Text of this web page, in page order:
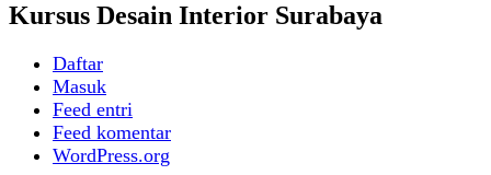
Kursus Desain Interior Surabaya
Daftar
Masuk
Feed entri
Feed komentar
WordPress.org